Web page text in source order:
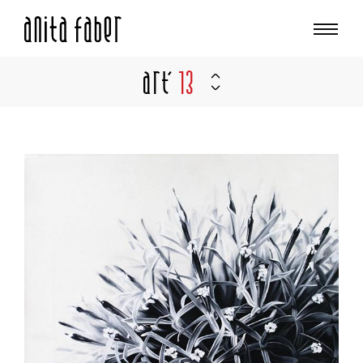
Art' 13